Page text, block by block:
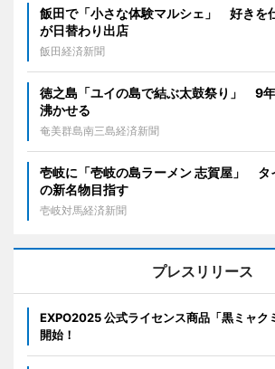
飯田で「小さな体験マルシェ」 好きを
が日替わり出店
飯田経済新聞
徳之島「ユイの島で結ぶ太鼓祭り」 9
沸かせる
奄美群島南三島経済新聞
壱岐に「壱岐の島ラーメン 志賀屋」 タ
の新名物目指す
壱岐対馬経済新聞
プレスリリース
EXPO2025 公式ライセンス商品「黒ミャク
開始！